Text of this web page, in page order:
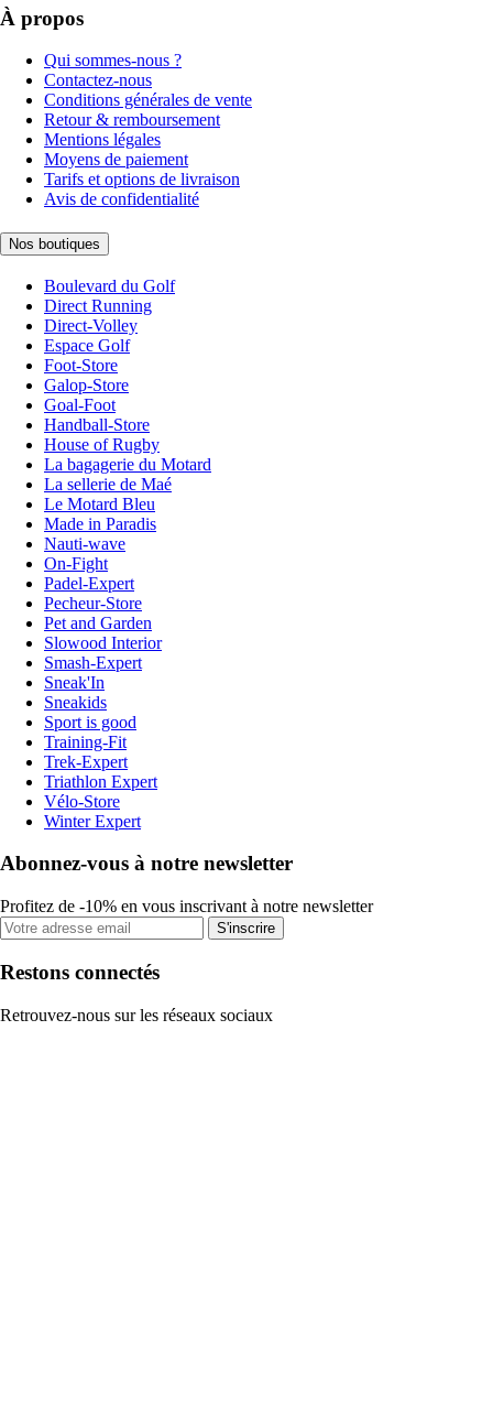
À propos
Qui sommes-nous ?
Contactez-nous
Conditions générales de vente
Retour & remboursement
Mentions légales
Moyens de paiement
Tarifs et options de livraison
Avis de confidentialité
Nos boutiques
Boulevard du Golf
Direct Running
Direct-Volley
Espace Golf
Foot-Store
Galop-Store
Goal-Foot
Handball-Store
House of Rugby
La bagagerie du Motard
La sellerie de Maé
Le Motard Bleu
Made in Paradis
Nauti-wave
On-Fight
Padel-Expert
Pecheur-Store
Pet and Garden
Slowood Interior
Smash-Expert
Sneak'In
Sneakids
Sport is good
Training-Fit
Trek-Expert
Triathlon Expert
Vélo-Store
Winter Expert
Abonnez-vous à notre newsletter
Profitez de -10% en vous inscrivant à notre newsletter
S'inscrire
Restons connectés
Retrouvez-nous sur les réseaux sociaux